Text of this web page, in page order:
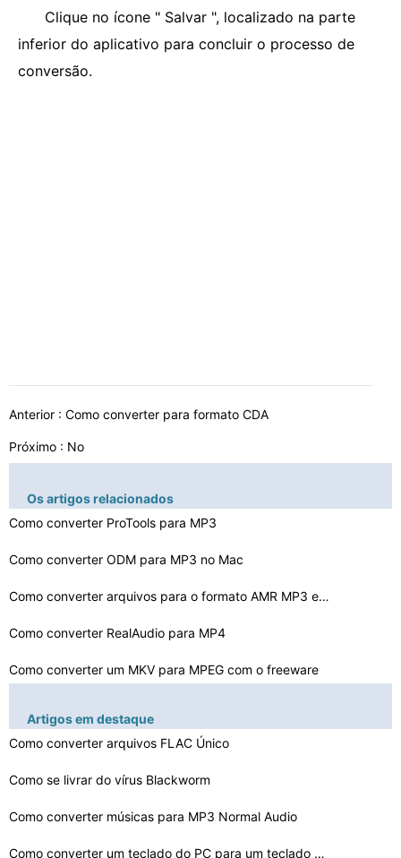
Clique no ícone " Salvar ", localizado na parte
inferior do aplicativo para concluir o processo de
conversão.
Anterior : Como converter para formato CDA
Próximo : No
Os artigos relacionados
Como converter ProTools para MP3
Como converter ODM para MP3 no Mac
Como converter arquivos para o formato AMR MP3 em Linux…
Como converter RealAudio para MP4
Como converter um MKV para MPEG com o freeware
Como converter arquivos Com Foobar
Como converter um MP4 para RMVB Online
Como converter Wpl para WMA
Artigos em destaque
Como converter arquivos FLAC Único
Como se livrar do vírus Blackworm
Como converter músicas para MP3 Normal Audio
Como converter um teclado do PC para um teclado de pian…